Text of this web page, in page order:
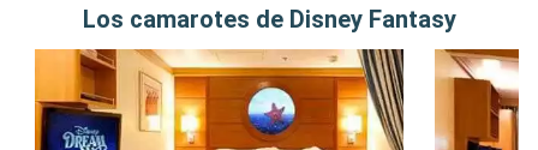
Los camarotes de Disney Fantasy